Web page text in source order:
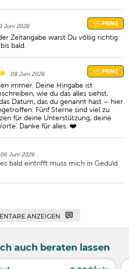
Juni 2026 PRIME
Zeitangabe warst Du völlig richtig
bald.
08 Juni 2026 PRIME
immer. Deine Hingabe ist
wie du das alles siehst,
Datum, das du genannt hast – hier
Fünf Sterne sind viel zu
für deine Unterstützung, deine
Danke für alles. ❤️
06 Juni 2026
bald eintrifft muss mich in Geduld
ANZEIGEN
auch beraten lassen